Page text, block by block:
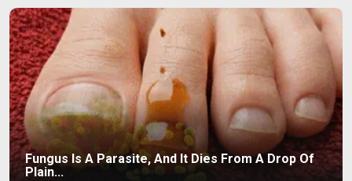
Fungus Is A Parasite, And It Dies From A Drop Of
Plain...